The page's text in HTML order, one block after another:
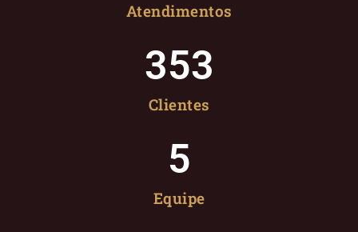
Atendimentos
Clientes
353
Equipe
5